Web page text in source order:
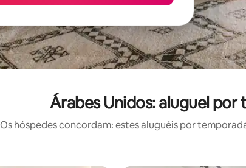
Árabes Unidos: aluguel
Os hóspedes concordam: estes aluguéis por